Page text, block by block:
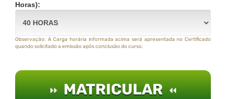
Horas):
Observação: A Carga horária informada acima será apresentada no Certificado
quando solicitado a emissão após conclusão do curso.
MATRICULAR